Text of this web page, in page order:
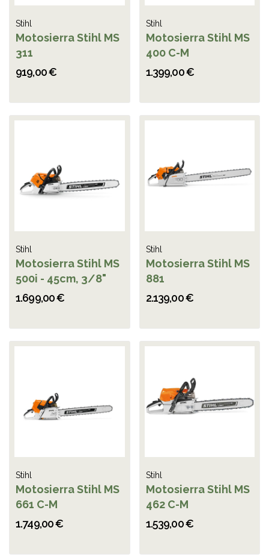
Stihl
Motosierra Stihl MS
311
919,00 €
Stihl
Motosierra Stihl MS
400 C-M
1.399,00 €
Stihl
Motosierra Stihl MS
500i - 45cm, 3/8"
1.699,00 €
Stihl
Motosierra Stihl MS
881
2.139,00 €
Stihl
Motosierra Stihl MS
661 C-M
1.749,00 €
Stihl
Motosierra Stihl MS
462 C-M
1.539,00 €